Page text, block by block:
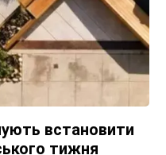
встановити
тижня